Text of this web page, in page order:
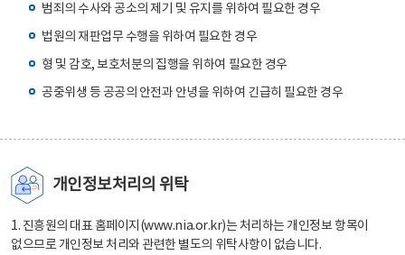
범죄의 수사와 공소의 제기 및 유지를 위하여 필요한 경우
법원의 재판업무 수행을 위하여 필요한 경우
형 및 감호, 보호처분의 집행을 위하여 필요한 경우
공중위생 등 공공의 안전과 안녕을 위하여 긴급히 필요한 경우
개인정보처리의 위탁
1. 진흥원의 대표 홈페이지(www.nia.or.kr)는 처리하는 개인정보 항목이
없으므로 개인정보 처리와 관련한 별도의 위탁사항이 없습니다.